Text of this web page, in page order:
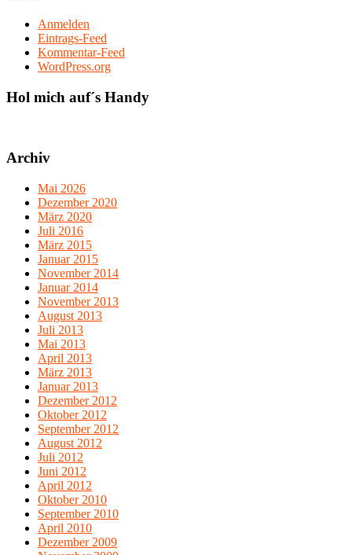
Anmelden
Eintrags-Feed
Kommentar-Feed
WordPress.org
Hol mich auf´s Handy
Archiv
Mai 2026
Dezember 2020
März 2020
Juli 2016
März 2015
Januar 2015
November 2014
Januar 2014
November 2013
August 2013
Juli 2013
Mai 2013
April 2013
März 2013
Januar 2013
Dezember 2012
Oktober 2012
September 2012
August 2012
Juli 2012
Juni 2012
April 2012
Oktober 2010
September 2010
April 2010
Dezember 2009